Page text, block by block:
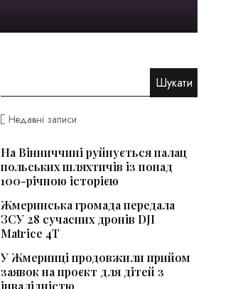
Недавні записи
На Вінниччині руйнується палац
польських шляхтичів із понад
100-річною історією
Жмеринська громада передала
ЗСУ 28 сучасних дронів DJI
Matrice 4T
У Жмеринці продовжили прийом
заявок на проєкт для дітей з